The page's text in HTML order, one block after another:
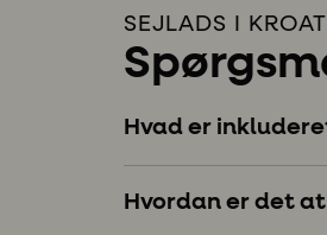
SEJLADS I
Hvad er
Hvordan er det